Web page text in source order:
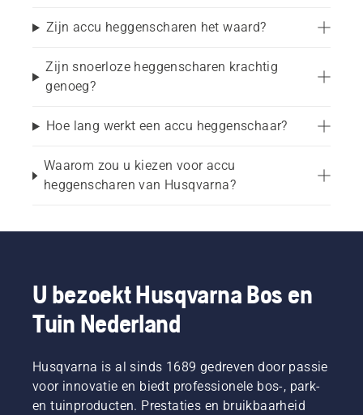
met alternatieve benzinemodellen zijn ze stiller,
Kleine tot grote tuinen
Regelmatig trimmen en snoeien van heggen
Woongebieden waar weinig geluid belangrijk is
Dichte en snelgroeiende heggen
Waarom kiezen voor een accu
heggenschaar?
Zijn accu heggenscharen het waard?
Zijn snoerloze heggenscharen krachtig
genoeg?
Hoe lang werkt een accu heggenschaar?
Waarom zou u kiezen voor accu
heggenscharen van Husqvarna?
U bezoekt Husqvarna Bos en
Tuin Nederland
Husqvarna is al sinds 1689 gedreven door passie
voor innovatie en biedt professionele bos-, park-
en tuinproducten. Prestaties en bruikbaarheid